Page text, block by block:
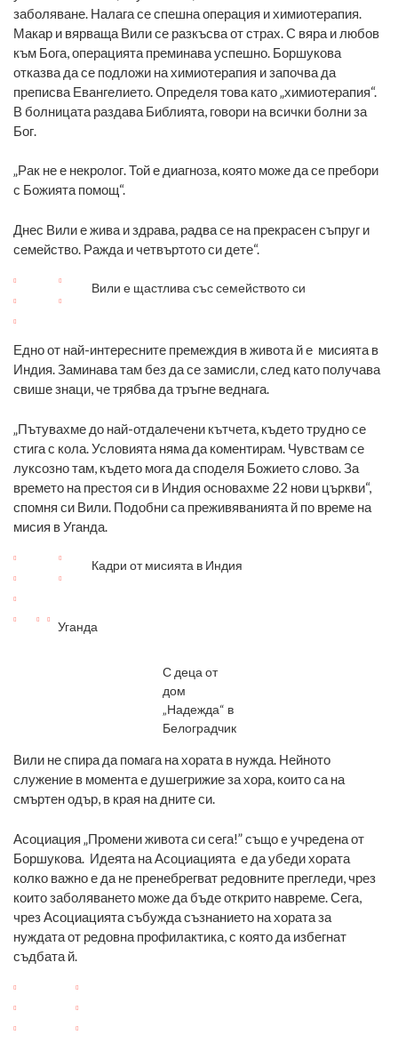
заболяване. Налага се спешна операция и химиотерапия.
Макар и вярваща Вили се разкъсва от страх. С вяра и любов
към Бога, операцията преминава успешно. Боршукова
отказва да се подложи на химиотерапия и започва да
преписва Евангелието. Определя това като „химиотерапия“.
В болницата раздава Библията, говори на всички болни за
Бог.
„Рак не е некролог. Той е диагноза, която може да се пребори
с Божията помощ“.
Днес Вили е жива и здрава, радва се на прекрасен съпруг и
семейство. Ражда и четвъртото си дете“.
Вили е щастлива със семейството си
Едно от най-интересните премеждия в живота й е мисията в
Индия. Заминава там без да се замисли, след като получава
свише знаци, че трябва да тръгне веднага.
„Пътувахме до най-отдалечени кътчета, където трудно се
стига с кола. Условията няма да коментирам. Чувствам се
луксозно там, където мога да споделя Божието слово. За
времето на престоя си в Индия основахме 22 нови църкви“,
спомня си Вили. Подобни са преживяванията й по време на
мисия в Уганда.
Кадри от мисията в Индия
Уганда
С деца от
дом
„Надежда“ в
Белоградчик
Вили не спира да помага на хората в нужда. Нейното
служение в момента е душегрижие за хора, които са на
смъртен одър, в края на дните си.
Асоциация „Промени живота си сега!” също e учредена от
Боршукова. Идеята на Асоциацията е да убеди хората
колко важно е да не пренебрегват редовните прегледи, чрез
които заболяването може да бъде открито навреме. Сега,
чрез Асоциацията събужда съзнанието на хората за
нуждата от редовна профилактика, с която да избегнат
съдбата й.